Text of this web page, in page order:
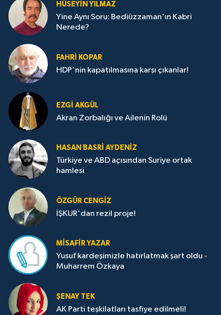
HÜSEYIN YILMAZ
Yine Aynı Soru: Bediüzzaman'ın Kabri
Nerede?
FAHRI KOPAR
HDP'nin kapatılmasına karşı çıkanlar!
EZGI AKGÜL
Akran Zorbalığı ve Ailenin Rolü
HASAN BASRI AYDENIZ
Türkiye ve ABD açısından Suriye ortak
hamlesi
ÖZGÜR CENGIZ
İŞKUR'dan rezil proje!
MISAFIR YAZAR
Yusuf kardeşimizle hatırlatmak şart oldu -
Muharrem Özkaya
ŞENAY TEK
AK Parti teşkilatları tasfiye edilmeli!